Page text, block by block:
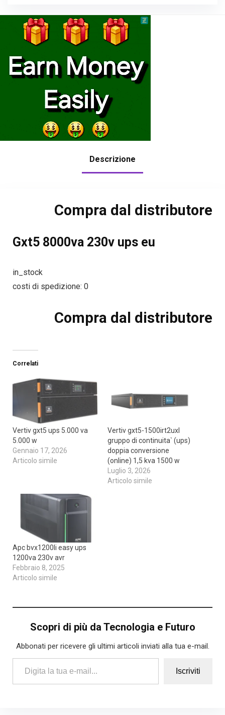
Descrizione
Compra dal distributore
Gxt5 8000va 230v ups eu
in_stock
costi di spedizione: 0
Compra dal distributore
Correlati
Vertiv gxt5 ups 5.000 va
5.000 w
Gennaio 17, 2026
Articolo simile
Vertiv gxt5-1500irt2uxl
gruppo di continuita` (ups)
doppia conversione
(online) 1,5 kva 1500 w
Luglio 3, 2026
Articolo simile
Apc bvx1200li easy ups
1200va 230v avr
Febbraio 8, 2025
Articolo simile
Scopri di più da Tecnologia e Futuro
Abbonati per ricevere gli ultimi articoli inviati alla tua e-mail.
Digita la tua e-mail...
Iscriviti